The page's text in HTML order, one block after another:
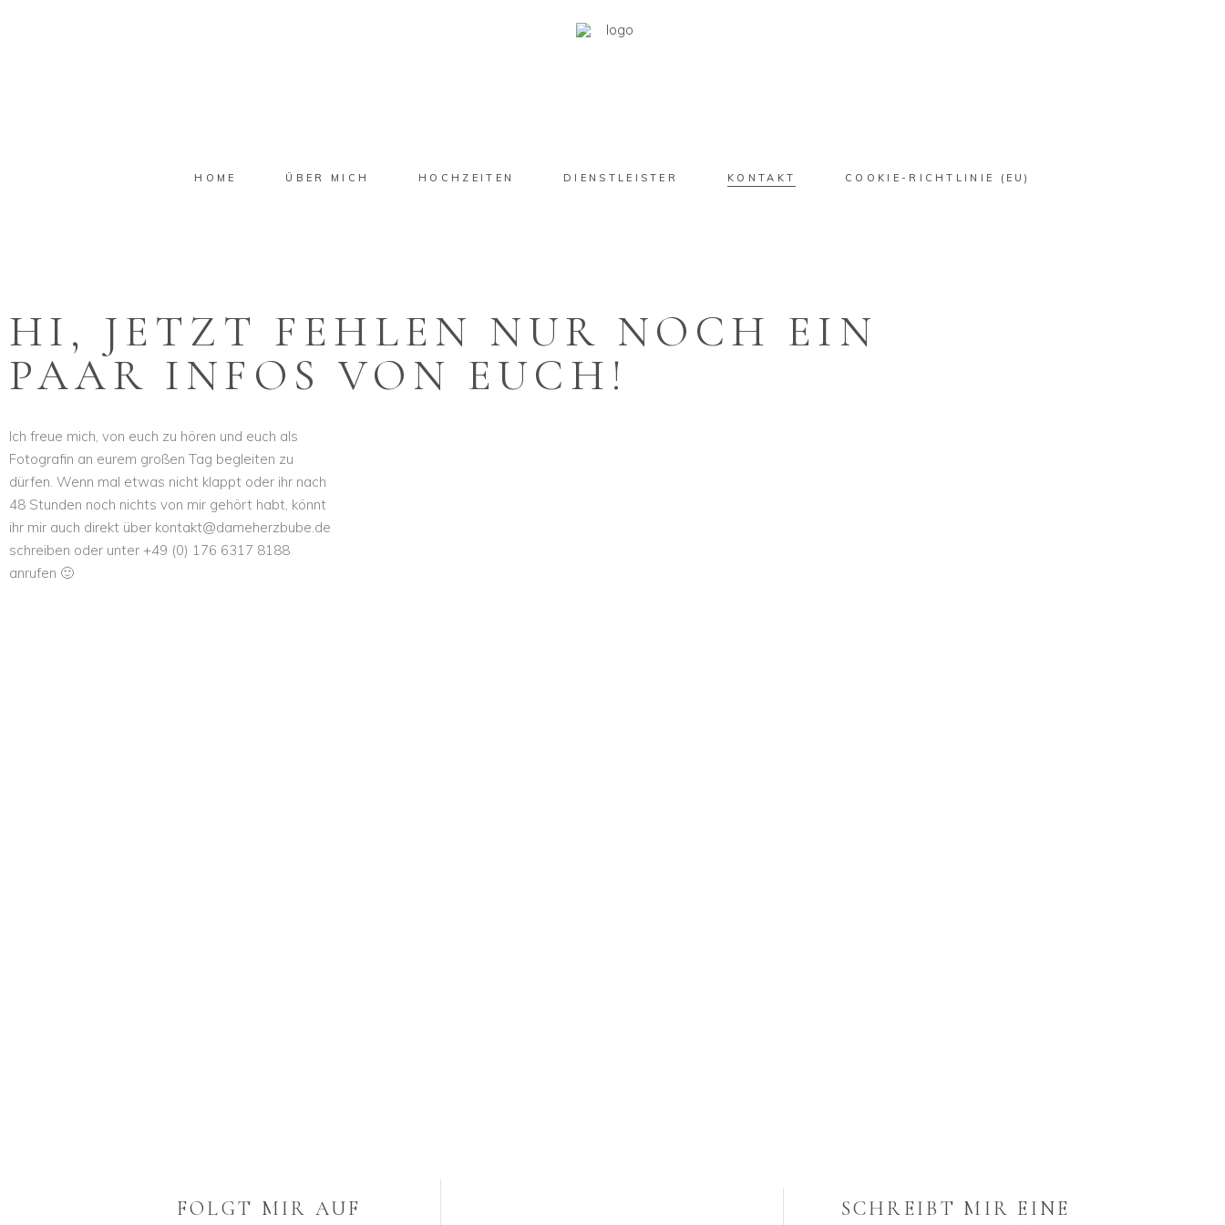
HOME ÜBER MICH HOCHZEITEN DIENSTLEISTER KONTAKT COOKIE-RICHTLINIE (EU)
HI, JETZT FEHLEN NUR NOCH EIN
PAAR INFOS VON EUCH!
Ich freue mich, von euch zu hören und euch als
Fotografin an eurem großen Tag begleiten zu
dürfen. Wenn mal etwas nicht klappt oder ihr nach
48 Stunden noch nichts von mir gehört habt, könnt
ihr mir auch direkt über kontakt@dameherzbube.de
schreiben oder unter +49 (0) 176 6317 8188
anrufen 🙂
FOLGT MIR AUF
SCHREIBT MIR EINE